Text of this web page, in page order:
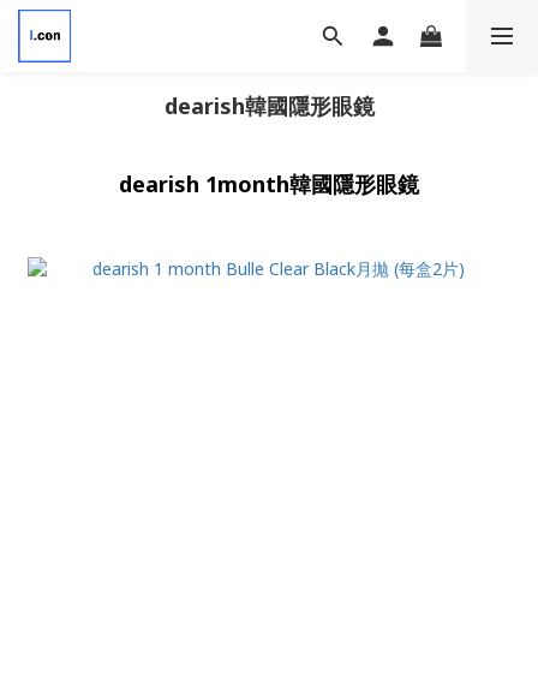
dearish韓國隱形眼鏡
dearish 1month韓國隱形眼鏡